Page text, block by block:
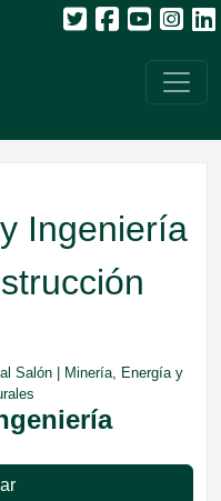
Ingeniería
al Salón| Minería, Energía y